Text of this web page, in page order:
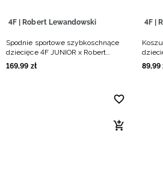
4F | Robert Lewandowski
Spodnie sportowe szybkoschnące
dziecięce 4F JUNIOR x Robert
Lewandowski - czarne
169,99 zł
4F |
89,99